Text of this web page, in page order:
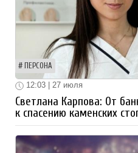
ПЕРСОНА
12:03 | 27 июля
Светлана Карпова: От
к спасению каменских